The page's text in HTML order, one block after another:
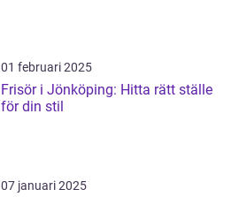
01 februari 2025
Frisör i Jönköping: Hitta rätt ställe
för din stil
07 januari 2025